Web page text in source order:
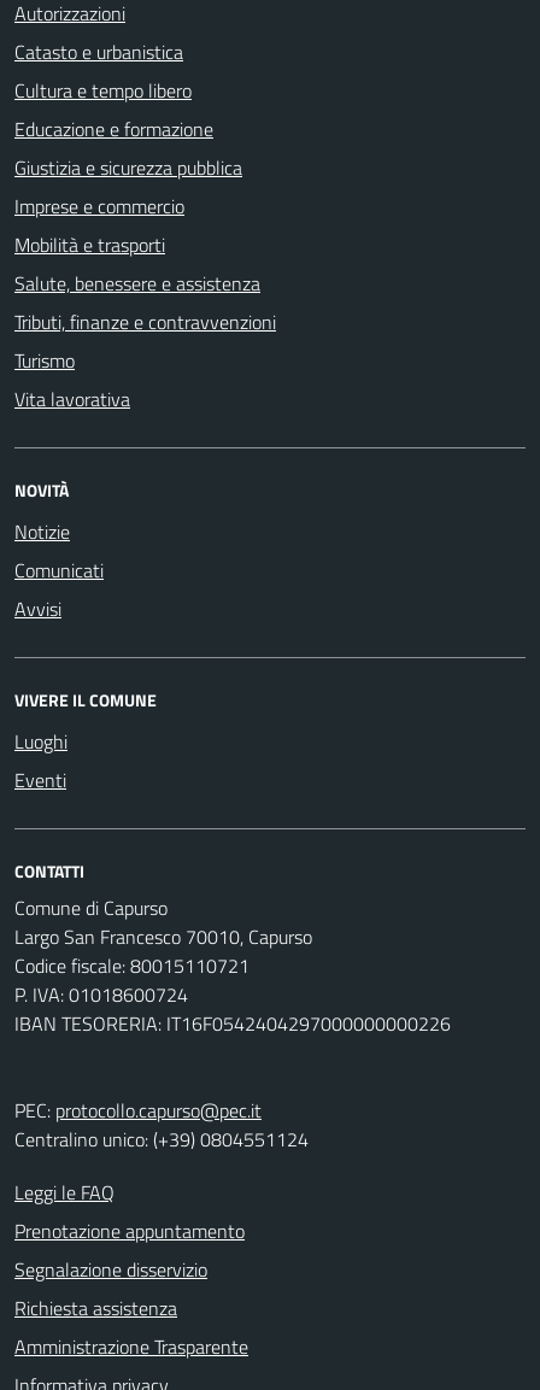
Autorizzazioni
Catasto e urbanistica
Cultura e tempo libero
Educazione e formazione
Giustizia e sicurezza pubblica
Imprese e commercio
Mobilità e trasporti
Salute, benessere e assistenza
Tributi, finanze e contravvenzioni
Turismo
Vita lavorativa
NOVITÀ
Notizie
Comunicati
Avvisi
VIVERE IL COMUNE
Luoghi
Eventi
CONTATTI
Comune di Capurso
Largo San Francesco 70010, Capurso
Codice fiscale: 80015110721
P. IVA: 01018600724
IBAN TESORERIA: IT16F0542404297000000000226
PEC: protocollo.capurso@pec.it
Centralino unico: (+39) 0804551124
Leggi le FAQ
Prenotazione appuntamento
Segnalazione disservizio
Richiesta assistenza
Amministrazione Trasparente